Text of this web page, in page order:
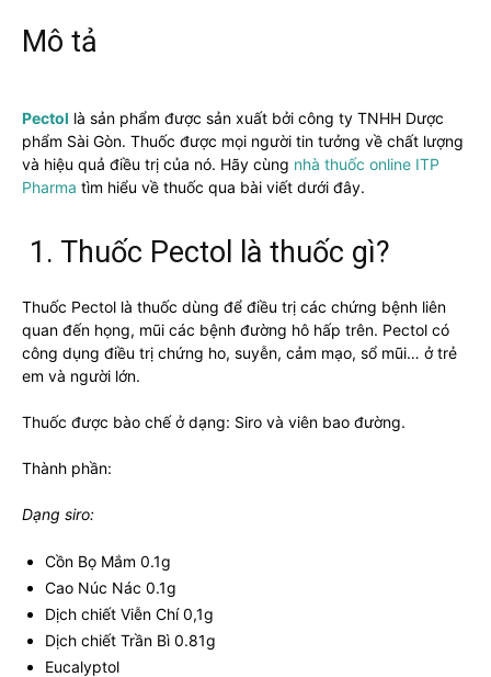
đường
số
lượng
Mô tả
Pectol là sản phẩm được sản xuất bởi công ty TNHH Dược
phẩm Sài Gòn. Thuốc được mọi người tin tưởng về chất lượng
và hiệu quả điều trị của nó. Hãy cùng nhà thuốc online ITP
Pharma tìm hiểu về thuốc qua bài viết dưới đây.
1. Thuốc Pectol là thuốc gì?
Thuốc Pectol là thuốc dùng để điều trị các chứng bệnh liên
quan đến họng, mũi các bệnh đường hô hấp trên. Pectol có
công dụng điều trị chứng ho, suyễn, cảm mạo, sổ mũi… ở trẻ
em và người lớn.
Thuốc được bào chế ở dạng: Siro và viên bao đường.
Thành phần:
Dạng siro:
Cồn Bọ Mắm 0.1g
Cao Núc Nác 0.1g
Dịch chiết Viễn Chí 0,1g
Dịch chiết Trần Bì 0.81g
Eucalyptol